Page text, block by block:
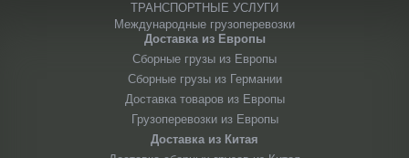
ТРАНСПОРТНЫЕ УСЛУГИ
Международные грузоперевозки
Доставка из Европы
Сборные грузы из Европы
Сборные грузы из Германии
Доставка товаров из Европы
Грузоперевозки из Европы
Доставка из Китая